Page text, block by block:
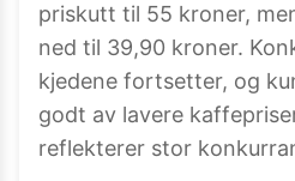
priskutt til 55 kroner,
ned til 39,90 kroner.
kjedene fortsetter, og
godt av lavere
reflekterer stor